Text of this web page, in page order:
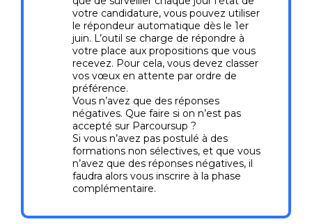
votre candidature, vous pouvez utiliser
le répondeur automatique dès le 1er
juin. L’outil se charge de répondre à
votre place aux propositions que vous
recevez. Pour cela, vous devez classer
vos vœux en attente par ordre de
préférence.
Vous n’avez que des réponses
négatives. Que faire si on n’est pas
accepté sur Parcoursup ?
Si vous n’avez pas postulé à des
formations non sélectives, et que vous
n’avez que des réponses négatives, il
faudra alors vous inscrire à la phase
complémentaire.